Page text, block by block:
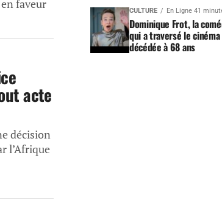
faveur
acte
décision
l’Afrique
CULTURE En Ligne 41
Dominique Frot, la
qui a traversé le
décédée à 68 ans